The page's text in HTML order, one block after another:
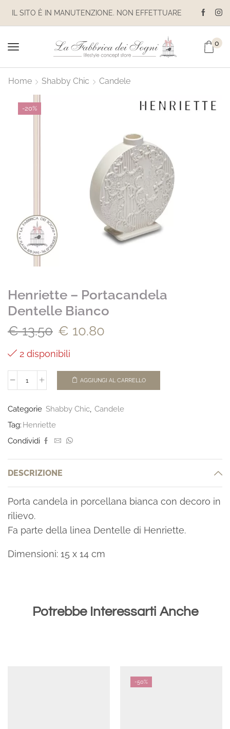
IL SITO È IN MANUTENZIONE. NON EFFETTUARE ACQUISTI. LE SPEDIZIONI SONO SOSPESE
0
Home Shabby Chic Candele
-20%
Henriette – Portacandela
Dentelle Bianco
€13.50 € 10.80
2 disponibili
AGGIUNGI AL CARRELLO
Categorie Shabby Chic Candele
Tag: Henriette
Condividi
DESCRIZIONE
Porta candela in porcellana bianca con decoro in
rilievo.
Fa parte della linea Dentelle di Henriette.
Dimensioni: 15 x 14 cm
Potrebbe Interessarti Anche
-50%